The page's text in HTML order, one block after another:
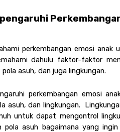
perkembangan emosi anak
dahulu faktor-faktor
asuh, dan juga lingkungan.
perkembangan emosi
asuh, dan lingkungan.
pola asuh bagaimana yang